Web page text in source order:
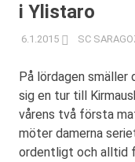
i Ylistaro
6.1.2015 SC
På lördagen smäller
sig en tur till
vårens två första
möter damerna
ordentligt och alltid